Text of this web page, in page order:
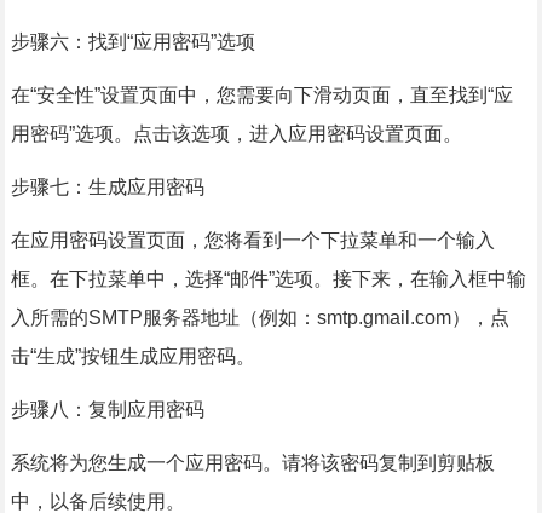
步骤六：找到“应用密码”选项
在“安全性”设置页面中，您需要向下滑动页面，直至找到“应
用密码”选项。点击该选项，进入应用密码设置页面。
步骤七：生成应用密码
在应用密码设置页面，您将看到一个下拉菜单和一个输入
框。在下拉菜单中，选择“邮件”选项。接下来，在输入框中输
入所需的SMTP服务器地址（例如：smtp.gmail.com），点
击“生成”按钮生成应用密码。
步骤八：复制应用密码
系统将为您生成一个应用密码。请将该密码复制到剪贴板
中，以备后续使用。